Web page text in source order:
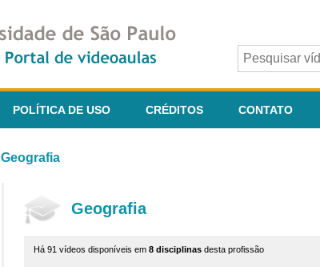
POLÍTICA DE USO CRÉDITOS CONTATO
Geografia
Geografia
Há 91 vídeos disponíveis em 8 disciplinas desta profissão